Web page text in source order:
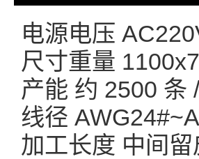
电源电压
尺寸重量
产能 约 2500 条
线径
加工长度 中间